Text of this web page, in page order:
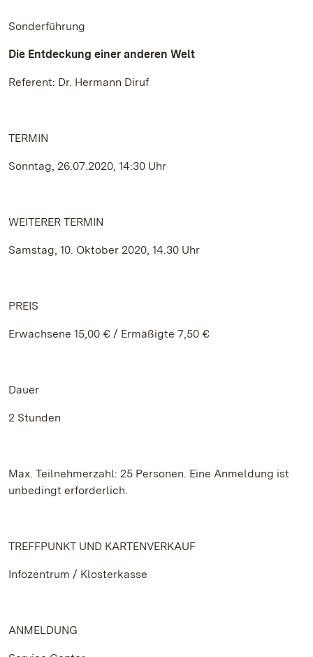
Sonderführung
Die Entdeckung einer anderen Welt
Referent: Dr. Hermann Diruf
TERMIN
Sonntag, 26.07.2020, 14:30 Uhr
WEITERER TERMIN
Samstag, 10. Oktober 2020, 14.30 Uhr
PREIS
Erwachsene 15,00 € / Ermäßigte 7,50 €
Dauer
2 Stunden
Max. Teilnehmerzahl: 25 Personen. Eine Anmeldung ist
unbedingt erforderlich.
TREFFPUNKT UND KARTENVERKAUF
Infozentrum / Klosterkasse
ANMELDUNG